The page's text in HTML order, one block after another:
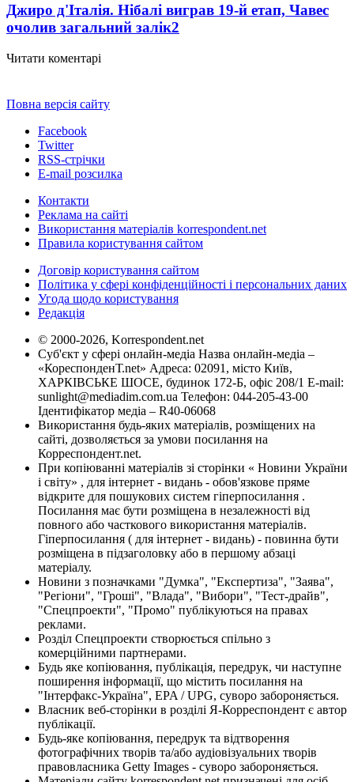
Джиро д'Італія. Нібалі виграв 19-й етап, Чавес
очолив загальний залік2
Читати коментарі
Повна версія сайту
Facebook
Twitter
RSS-стрічки
E-mail розсилка
Контакти
Реклама на сайті
Використання матеріалів korrespondent.net
Правила користування сайтом
Договір користування сайтом
Політика у сфері конфіденційності і персональних даних
Угода щодо користування
Редакція
© 2000-2026, Korrespondent.net
Суб'єкт у сфері онлайн-медіа Назва онлайн-медіа –
«КореспонденТ.net» Адреса: 02091, місто Київ,
ХАРКІВСЬКЕ ШОСЕ, будинок 172-Б, офіс 208/1 E-mail:
sunlight@mediadim.com.ua Телефон: 044-205-43-00
Ідентифікатор медіа – R40-06068
Використання будь-яких матеріалів, розміщених на
сайті, дозволяється за умови посилання на
Корреспондент.net.
При копіюванні матеріалів зі сторінки « Новини України
і світу» , для інтернет - видань - обов'язкове пряме
відкрите для пошукових систем гіперпосилання .
Посилання має бути розміщена в незалежності від
повного або часткового використання матеріалів.
Гіперпосилання ( для інтернет - видань) - повинна бути
розміщена в підзаголовку або в першому абзаці
матеріалу.
Новини з позначками "Думка", "Експертиза", "Заява",
"Регіони", "Гроші", "Влада", "Вибори", "Тест-драйв",
"Спецпроекти", "Промо" публікуються на правах
реклами.
Розділ Спецпроекти створюється спільно з
комерційними партнерами.
Будь яке копіювання, публікація, передрук, чи наступне
поширення інформації, що містить посилання на
"Інтерфакс-Україна", EPA / UPG, суворо забороняється.
Власник веб-сторінки в розділі Я-Корреспондент є автор
публікації.
Будь-яке копіювання, передрук та відтворення
фотографічних творів та/або аудіовізуальних творів
правовласника Getty Images - суворо забороняється.